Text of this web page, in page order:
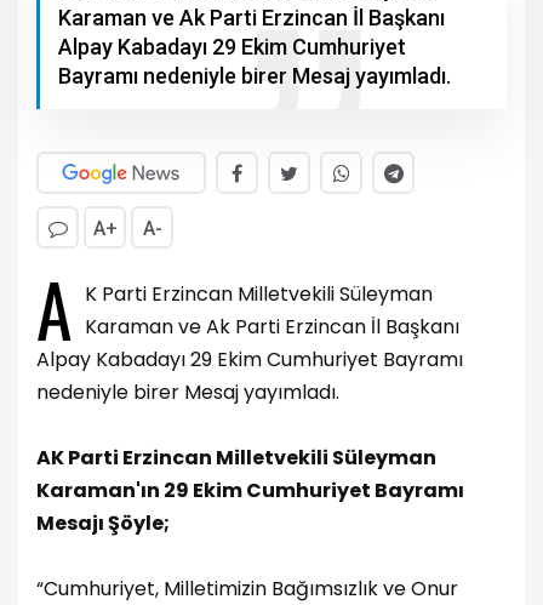
Karaman ve Ak Parti Erzincan İl Başkanı
Alpay Kabadayı 29 Ekim Cumhuriyet
Bayramı nedeniyle birer Mesaj yayımladı.
A+ A-
A K Parti Erzincan Milletvekili Süleyman
Karaman ve Ak Parti Erzincan İl Başkanı
Alpay Kabadayı 29 Ekim Cumhuriyet Bayramı
nedeniyle birer Mesaj yayımladı.
AK Parti Erzincan Milletvekili Süleyman
Karaman'ın 29 Ekim Cumhuriyet Bayramı
Mesajı Şöyle;
“Cumhuriyet, Milletimizin Bağımsızlık ve Onur